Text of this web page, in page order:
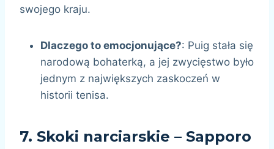
swojego kraju.
Dlaczego to emocjonujące?: Puig stała się
narodową bohaterką, a jej zwycięstwo było
jednym z największych zaskoczeń w
historii tenisa.
7. Skoki narciarskie – Sapporo